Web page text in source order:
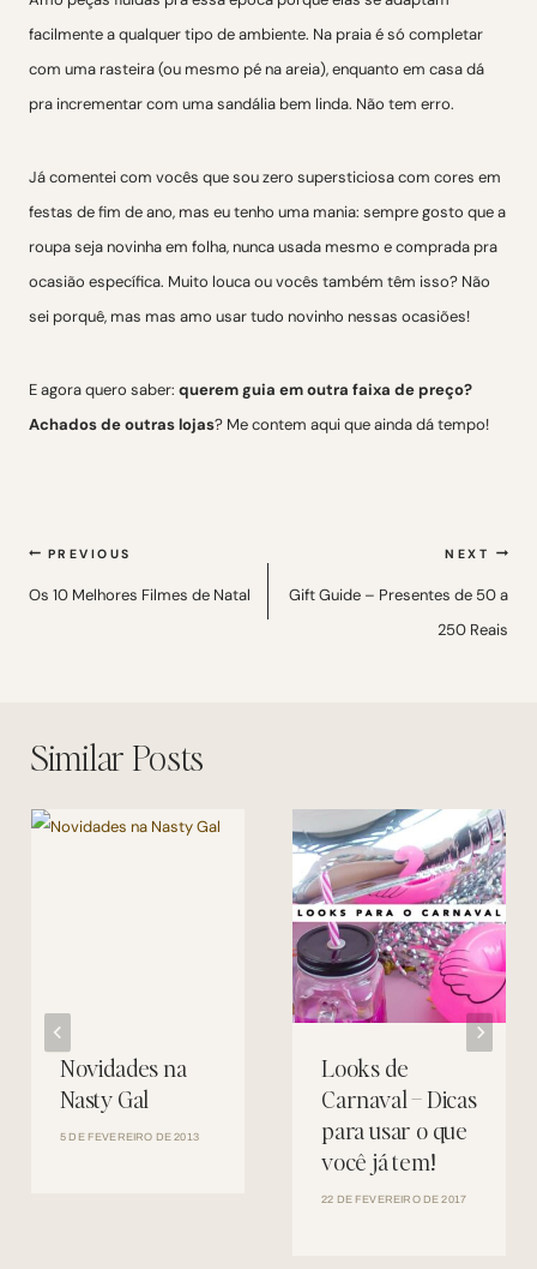
facilmente a qualquer tipo de ambiente. Na praia é só completar
com uma rasteira (ou mesmo pé na areia), enquanto em casa dá
pra incrementar com uma sandália bem linda. Não tem erro.
Já comentei com vocês que sou zero supersticiosa com cores em
festas de fim de ano, mas eu tenho uma mania: sempre gosto que a
roupa seja novinha em folha, nunca usada mesmo e comprada pra
ocasião específica. Muito louca ou vocês também têm isso? Não
sei porquê, mas mas amo usar tudo novinho nessas ocasiões!
E agora quero saber: querem guia em outra faixa de preço?
Achados de outras lojas? Me contem aqui que ainda dá tempo!
Navegação
de
PREVIOUS
Os 10 Melhores Filmes de Natal
NEXT
Gift Guide – Presentes de 50 a
250 Reais
Similar Posts
Novidades na
Nasty Gal
5 DE FEVEREIRO DE 2013
Looks de
Carnaval – Dicas
para usar o que
você já tem!
22 DE FEVEREIRO DE 2017